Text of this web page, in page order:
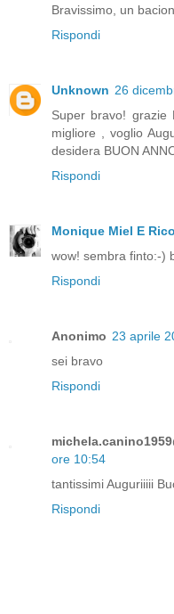
Bravissimo, un
Rispondi
Unknown 26
Super bravo! grazie
migliore , voglio
desidera BUON
Rispondi
Monique Miel E
wow! sembra finto:-)
Rispondi
Anonimo 23 aprile
sei bravo
Rispondi
ore 10:54
tantissimi Auguriiiii
Rispondi